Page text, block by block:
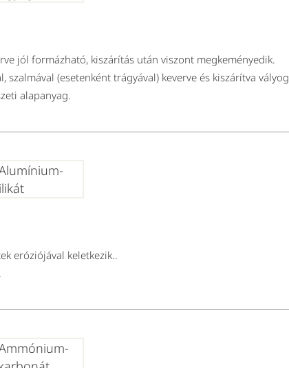
jól formázható, kiszárítás után viszont megkeményedik.
(esetenként trágyával) keverve és kiszárítva vályog
alapanyag.
eróziójával keletkezik..